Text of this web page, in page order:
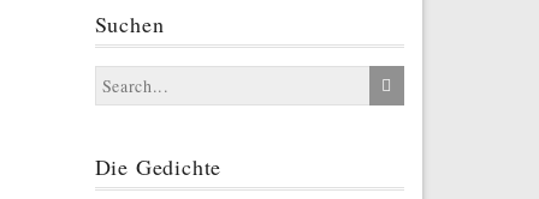
Suchen
Die Gedichte